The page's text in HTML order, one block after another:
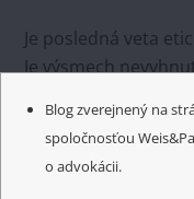
Blog zverejnený na
spoločnosťou
o advokácii.
Je posledná veta
Je výsmech
zrejme vyzliecť
kde sa dá